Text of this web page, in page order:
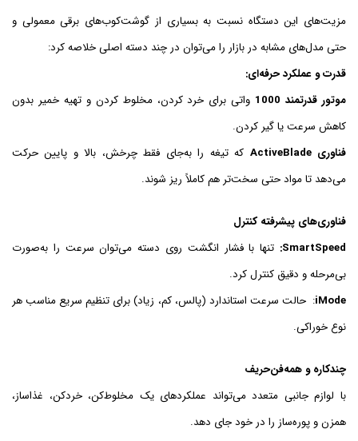
مزیت‌های این دستگاه نسبت به بسیاری از گوشت‌کوب‌های برقی معمولی و
حتی مدل‌های مشابه در بازار را می‌توان در چند دسته اصلی خلاصه کرد:
قدرت و عملکرد حرفه‌ای:
موتور قدرتمند 1000
واتی برای خرد کردن، مخلوط کردن و تهیه خمیر بدون
کاهش سرعت یا گیر کردن.
فناوری ActiveBlade
که تیغه را به‌جای فقط چرخش، بالا و پایین حرکت
می‌دهد تا مواد حتی سخت‌تر هم کاملاً ریز شوند.
فناوری‌های پیشرفته کنترل
SmartSpeed: تنها با فشار انگشت روی دسته می‌توان سرعت را به‌صورت
بی‌مرحله و دقیق کنترل کرد.
iMode: حالت سرعت استاندارد (پالس، کم، زیاد) برای تنظیم سریع مناسب هر
نوع خوراکی.
چندکاره و همه‌فن‌حریف
با لوازم جانبی متعدد می‌تواند عملکردهای یک مخلوط‌کن، خردکن، غذاساز،
همزن و پوره‌ساز را در خود جای دهد.